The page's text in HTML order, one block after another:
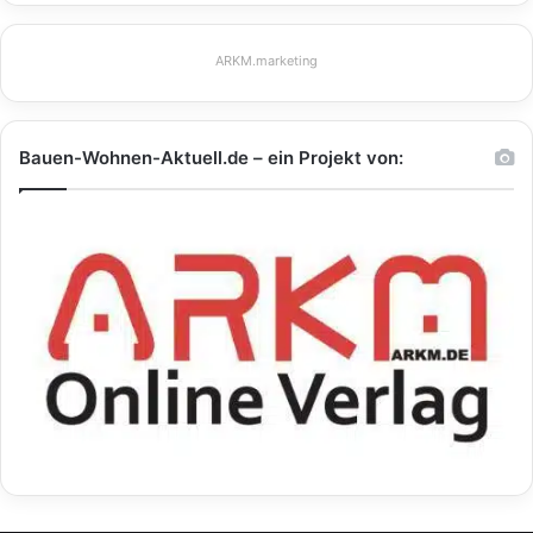
ARKM.marketing
Bauen-Wohnen-Aktuell.de – ein Projekt von: